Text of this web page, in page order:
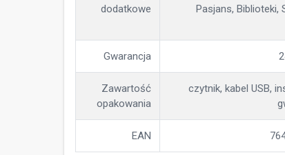
dodatkowe
Pasjans, Biblioteki,
Gwarancja
Zawartość
opakowania
czytnik, kabel USB,
EAN